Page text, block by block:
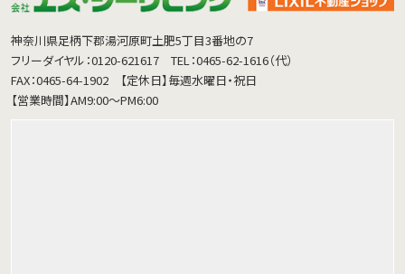
神奈川県足柄下郡湯河原町土肥5丁目3番地の7
フリーダイヤル：0120-621617
TEL：0465-62-1616（代）
FAX：0465-64-1902
【定休日】毎週水曜日・祝日
【営業時間】AM9:00～PM6:00